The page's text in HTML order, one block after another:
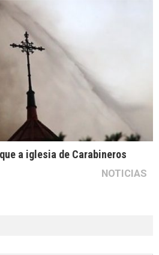
a iglesia de Carabineros
NOTICIAS